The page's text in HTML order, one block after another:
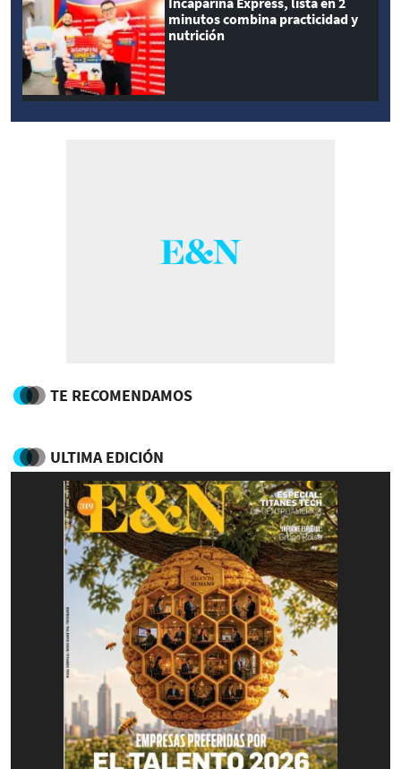
minutos combina practicidad y
nutrición
TE RECOMENDAMOS
ULTIMA EDICIÓN